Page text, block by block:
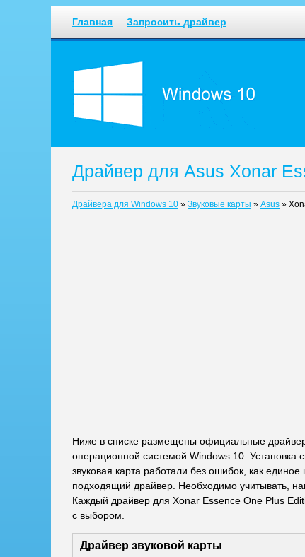
Главная Запросить драйвер
Драйвер для Asus Xonar
Драйвера для Windows 10 » Звуковые карты » Asus »
Ниже в списке размещены официальные
операционной системой Windows 10. Установка
звуковая карта работали без ошибок, как
подходящий драйвер. Необходимо учитывать,
Каждый драйвер для Xonar Essence One Plus
с выбором.
Драйвер звуковой карты